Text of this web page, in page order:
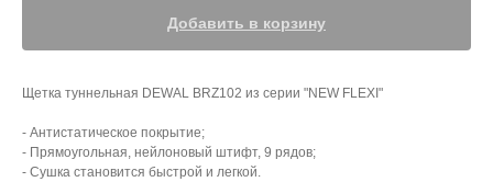
Добавить в корзину
Щетка туннельная DEWAL BRZ102 из серии "NEW FLEXI"
- Антистатическое покрытие;
- Прямоугольная, нейлоновый штифт, 9 рядов;
- Сушка становится быстрой и легкой.